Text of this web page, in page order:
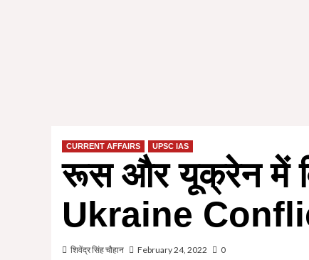
CURRENT AFFAIRS UPSC IAS
रूस और यूक्रेन में
Ukraine
शिवेंद्र सिंह चौहान February 24, 2022 0